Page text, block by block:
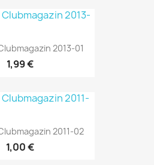
2013-01
1,99 €
2011-02
1,00 €